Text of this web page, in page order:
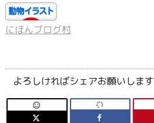
にほんブログ村
よろしければシェアお願いします
